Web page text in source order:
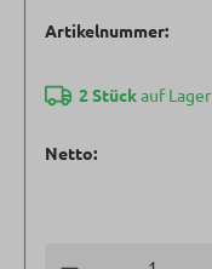
Artikelnummer:
2 Stückauf Lager
Netto: